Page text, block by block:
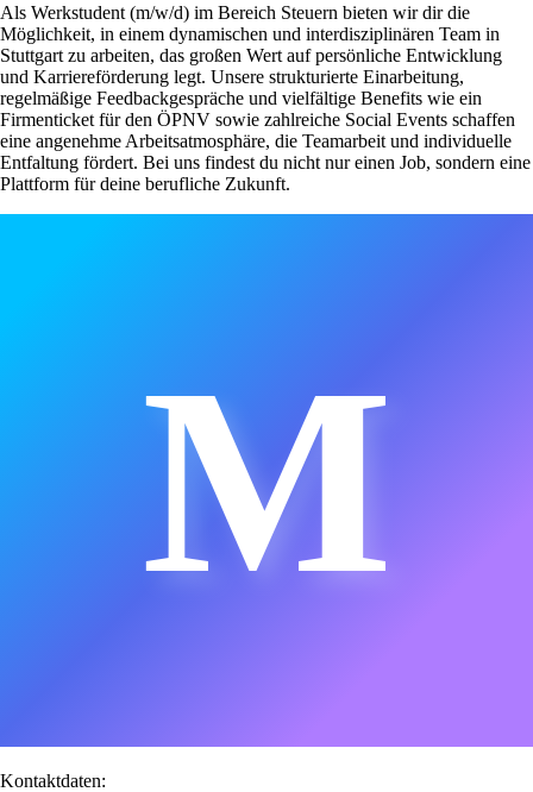
Als Werkstudent (m/w/d) im Bereich Steuern bieten wir dir die
Möglichkeit, in einem dynamischen und interdisziplinären Team in
Stuttgart zu arbeiten, das großen Wert auf persönliche Entwicklung
und Karriereförderung legt. Unsere strukturierte Einarbeitung,
regelmäßige Feedbackgespräche und vielfältige Benefits wie ein
Firmenticket für den ÖPNV sowie zahlreiche Social Events schaffen
eine angenehme Arbeitsatmosphäre, die Teamarbeit und individuelle
Entfaltung fördert. Bei uns findest du nicht nur einen Job, sondern eine
Plattform für deine berufliche Zukunft.
M
Kontaktdaten: